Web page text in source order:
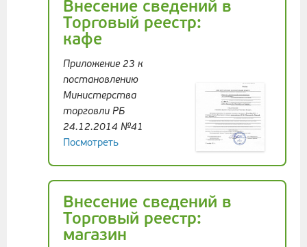
Внесение сведений в
Торговый реестр:
кафе
Приложение 23 к
постановлению
Министерства
торговли РБ
24.12.2014 №41
Посмотреть
Внесение сведений в
Торговый реестр:
магазин